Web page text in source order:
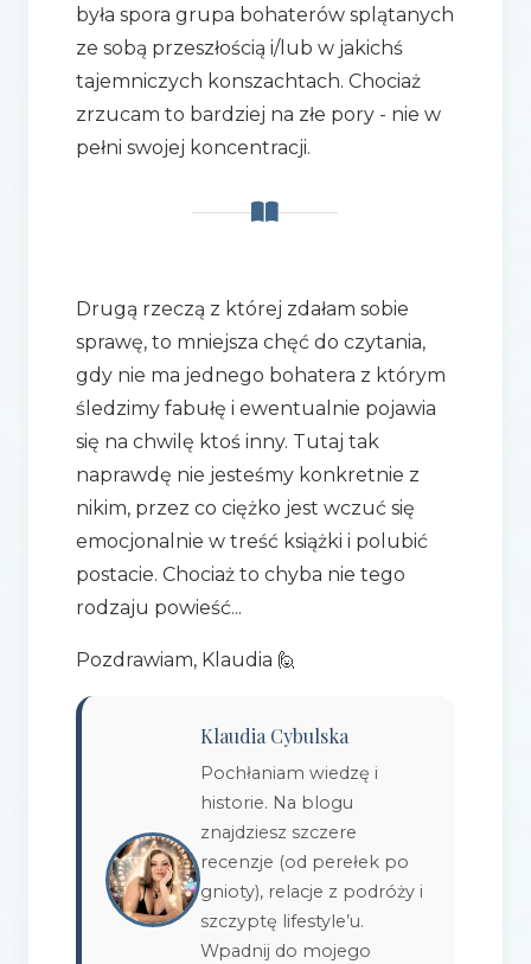
była spora grupa bohaterów splątanych
ze sobą przeszłością i/lub w jakichś
tajemniczych konszachtach. Chociaż
zrzucam to bardziej na złe pory - nie w
pełni swojej koncentracji.
Drugą rzeczą z której zdałam sobie
sprawę, to mniejsza chęć do czytania,
gdy nie ma jednego bohatera z którym
śledzimy fabułę i ewentualnie pojawia
się na chwilę ktoś inny. Tutaj tak
naprawdę nie jesteśmy konkretnie z
nikim, przez co ciężko jest wczuć się
emocjonalnie w treść książki i polubić
postacie. Chociaż to chyba nie tego
rodzaju powieść...
Pozdrawiam, Klaudia 🙋
Klaudia Cybulska
Pochłaniam wiedzę i
historie. Na blogu
znajdziesz szczere
recenzje (od perełek po
gnioty), relacje z podróży i
szczyptę lifestyle’u.
Wpadnij do mojego